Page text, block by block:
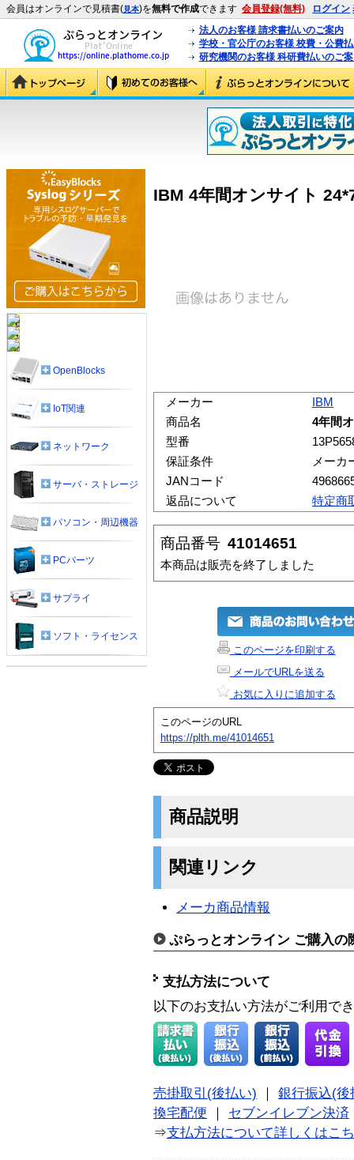
会員はオンラインで見積書(見本)を無料で作成できます 会員登録(無料) ログイン
法人のお客様 請求書払いのご案内
学校・官公庁のお客様 校費・公費
研究機関のお客様 科研費払いのご
IBM 4年間オンサイト
メーカー
IBM
商品名
4年間
型番
保証条件
メーカ
JANコード
返品について
特定商
商品番号 41014651
本商品は販売を終了しました
このページを印刷する
メールでURLを送る
お気に入りに追加する
このページのURL
https://plth.me/41014651
商品説明
関連リンク
メーカ商品情報
ぷらっとオンライン ご購入の
支払方法について
以下のお支払い方法がご利用で
売掛取引(後払い)
銀行振込(後
換宅配便
セブンイレブン決済
⇒支払方法について詳しくはこ
OpenBlocks
IoT関連
ネットワーク
サーバ・ストレージ
パソコン・周辺機器
PCパーツ
サプライ
ソフト・ライセンス